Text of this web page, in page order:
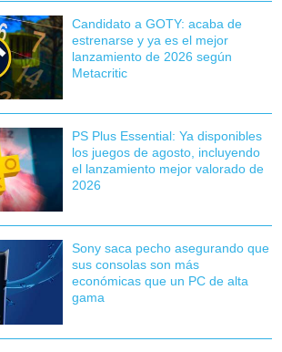
Candidato a GOTY: acaba de
estrenarse y ya es el mejor
lanzamiento de 2026 según
Metacritic
PS Plus Essential: Ya disponibles
los juegos de agosto, incluyendo
el lanzamiento mejor valorado de
2026
Sony saca pecho asegurando que
sus consolas son más
económicas que un PC de alta
gama